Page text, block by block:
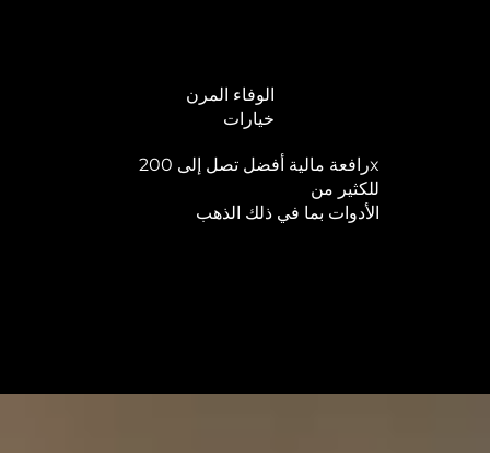
رافعة مالية أفضل تصل إلى 200x
للكثير من
الأدوات بما في ذلك الذهب
الوفاء المرن
خيارات